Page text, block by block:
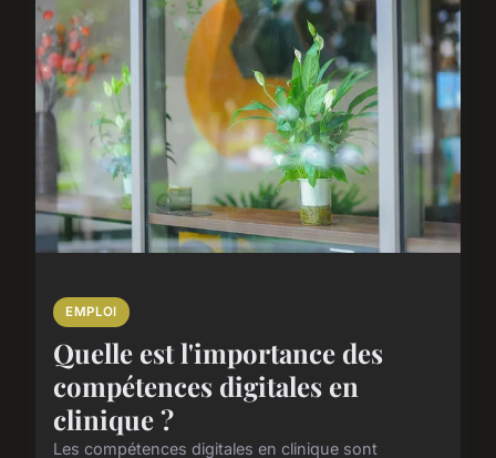
EMPLOI
Quelle est l'importance des
compétences digitales en
clinique ?
Les compétences digitales en clinique sont